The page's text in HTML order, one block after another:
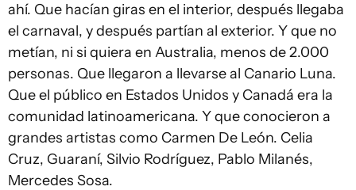
ahí. Que hacían giras en el interior, después llegaba
el carnaval, y después partían al exterior. Y que no
metían, ni si quiera en Australia, menos de 2.000
personas. Que llegaron a llevarse al Canario Luna.
Que el público en Estados Unidos y Canadá era la
comunidad latinoamericana. Y que conocieron a
grandes artistas como Carmen De León. Celia
Cruz, Guaraní, Silvio Rodríguez, Pablo Milanés,
Mercedes Sosa.